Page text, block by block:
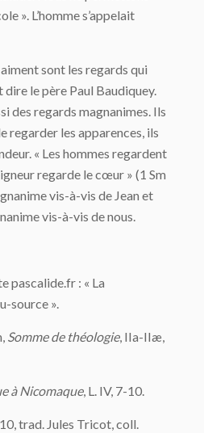
». L’homme s’appelait
sont les regards qui
dire le père Paul Baudiquey.
des regards magnanimes. Ils
regarder les apparences, ils
« Les hommes regardent
regarde le cœur » (1 Sm
vis-à-vis de Jean et
vis-à-vis de nous.
pascalide.fr : « La
source ».
Somme de théologie, IIa-IIæ,
à Nicomaque, L. IV, 7-10.
trad. Jules Tricot, coll.